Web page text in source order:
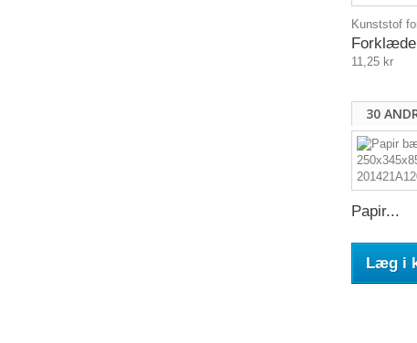
Kunststof
Forklæde
11,25 kr
30
Papir...
Læg i